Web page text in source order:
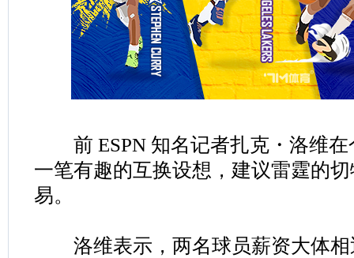
前 ESPN 知名记者扎克・洛维在
一笔有趣的互换设想，建议雷霆的
易。
洛维表示，两名球员薪资大体相